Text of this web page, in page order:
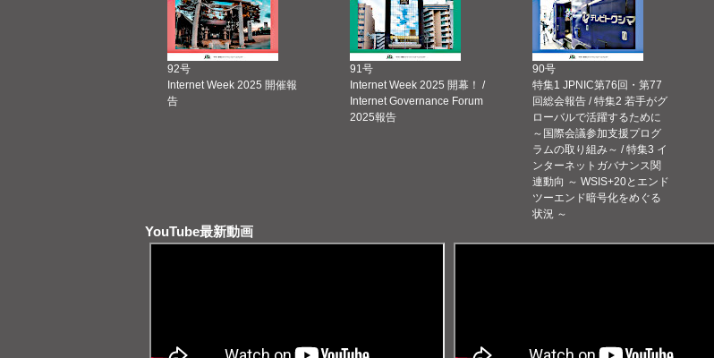
92号
Internet Week 2025 開催報
告
91号
Internet Week 2025 開幕！ /
Internet Governance Forum
2025報告
90号
特集1 JPNIC第76回・第77
回総会報告 / 特集2 若手がグ
ローバルで活躍するために
～国際会議参加支援プログ
ラムの取り組み～ / 特集3 イ
ンターネットガバナンス関
連動向 ～ WSIS+20とエンド
ツーエンド暗号化をめぐる
状況 ～
YouTube最新動画